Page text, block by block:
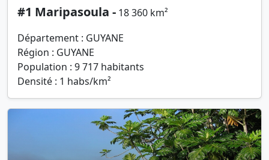
#1 Maripasoula - 18 360 km²
Département : GUYANE
Région : GUYANE
Population : 9 717 habitants
Densité : 1 habs/km²